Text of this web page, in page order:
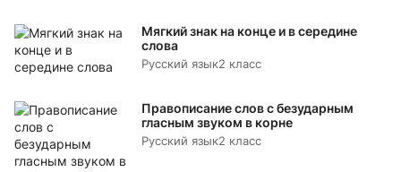
Мягкий знак на конце и в середине
слова
Русский язык2 класс
Правописание слов с безударным
гласным звуком в корне
Русский язык2 класс